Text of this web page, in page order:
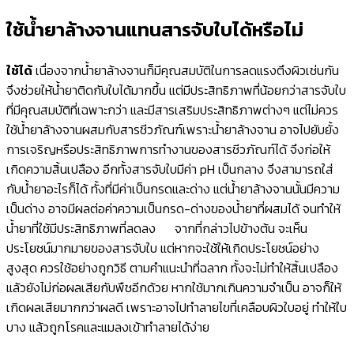
ใช้น้ำยาล้างจานแทนสารจับใบได้หรือไม่
ใช้ได้เนื่องจากน้ำยาล้างจานก็มีคุณสมบัติในการลดแรงตึงผิวเช่นกัน
จึงช่วยให้น้ำยาติดกับใบได้มากขึ้น แต่มีประสิทธิภาพที่น้อยกว่าสารจับใบ
ที่มีคุณสมบัติที่เฉพาะกว่า และมีสารเสริมประสิทธิภาพต่างๆ แต่ไม่ควร
ใช้น้ำยาล้างจานผสมกับสารชีวภัณฑ์เพราะน้ำยาล้างจาน อาจไปยับยั้ง
การเจริญหรือประสิทธิภาพการทำงานของสารชีวภัณฑ์ได้ จึงก่อให้
เกิดความสิ้นเปลือง อีกทั้งสารจับใบมีค่า pH เป็นกลาง จึงสามารถใส่
กับน้ำยาอะไรก็ได้ ทั้งที่มีค่าเป็นกรดและด่าง แต่น้ำยาล้างจานนั้นมีความ
เป็นด่าง อาจมีผลต่อค่าความเป็นกรด-ด่างของน้ำยาที่ผสมได้ จนทำให้
น้ำยาที่ใช้มีประสิทธิภาพที่ลดลง
จากที่กล่าวไปข้างต้น จะเห็น
ประโยชน์มากมายของสารจับใบ แต่หากจะใช้ให้เกิดประโยชน์อย่าง
สูงสุด ควรใช้อย่างถูกวิธี ตามคำแนะนำที่ฉลาก ทั้งจะไม่ทำให้สิ้นเปลือง
แล้วยังไม่ก่อผลเสียกับพืชอีกด้วย หากใช้มากเกินความจำเป็น อาจก็ให้
เกิดผลเสียมากกว่าผลดี เพราะอาจไปทำลายไขที่เคลือบผิวใบอยู่ ทำให้ใบ
บาง แล้วถูกโรคและแมลงเข้าทำลายได้ง่าย